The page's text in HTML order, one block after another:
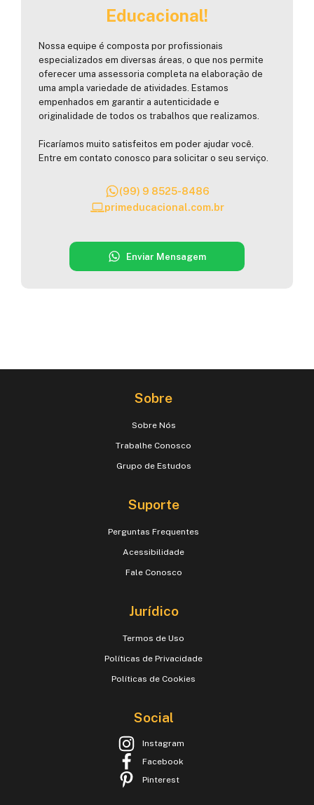
Educacional!
Nossa equipe é composta por profissionais
especializados em diversas áreas, o que nos permite
oferecer uma assessoria completa na elaboração de
uma ampla variedade de atividades. Estamos
empenhados em garantir a autenticidade e
originalidade de todos os trabalhos que realizamos.
Ficaríamos muito satisfeitos em poder ajudar você.
Entre em contato conosco para solicitar o seu serviço.
(99) 9 8525-8486
primeducacional.com.br
Enviar Mensagem
Sobre
Sobre Nós
Trabalhe Conosco
Grupo de Estudos
Suporte
Perguntas Frequentes
Acessibilidade
Fale Conosco
Jurídico
Termos de Uso
Políticas de Privacidade
Políticas de Cookies
Social
Instagram
Facebook
Pinterest